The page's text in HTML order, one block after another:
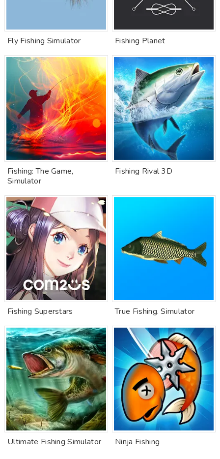
Fly Fishing Simulator Fishing Planet
Fishing: The Game,
Simulator
Fishing Rival 3D
Fishing Superstars True Fishing. Simulator
Ultimate Fishing Simulator Ninja Fishing